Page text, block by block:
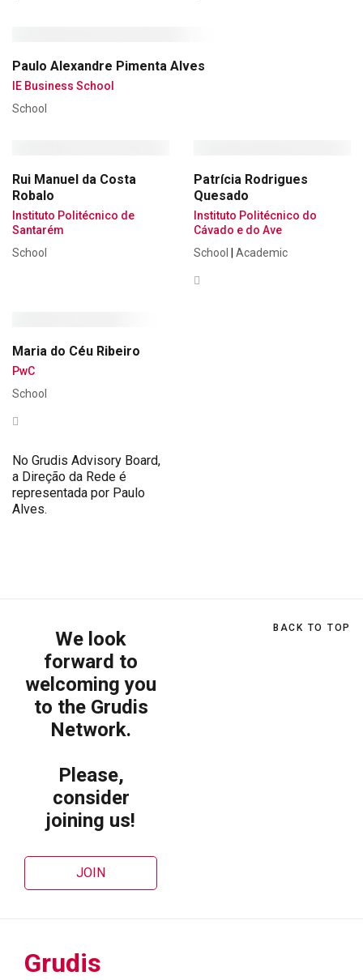
Paulo Alexandre Pimenta Alves
IE Business School
School
Rui Manuel da Costa
Robalo
Instituto Politécnico de
Santarém
School
Patrícia Rodrigues
Quesado
Instituto Politécnico do
Cávado e do Ave
School
Academic
Maria do Céu Ribeiro
PwC
School
No Grudis Advisory Board,
a Direção da Rede é
representada por Paulo
Alves.
We look
forward to
welcoming you
to the Grudis
Network.
Please,
consider
joining us!
JOIN
BACK TO TOP
Grudis